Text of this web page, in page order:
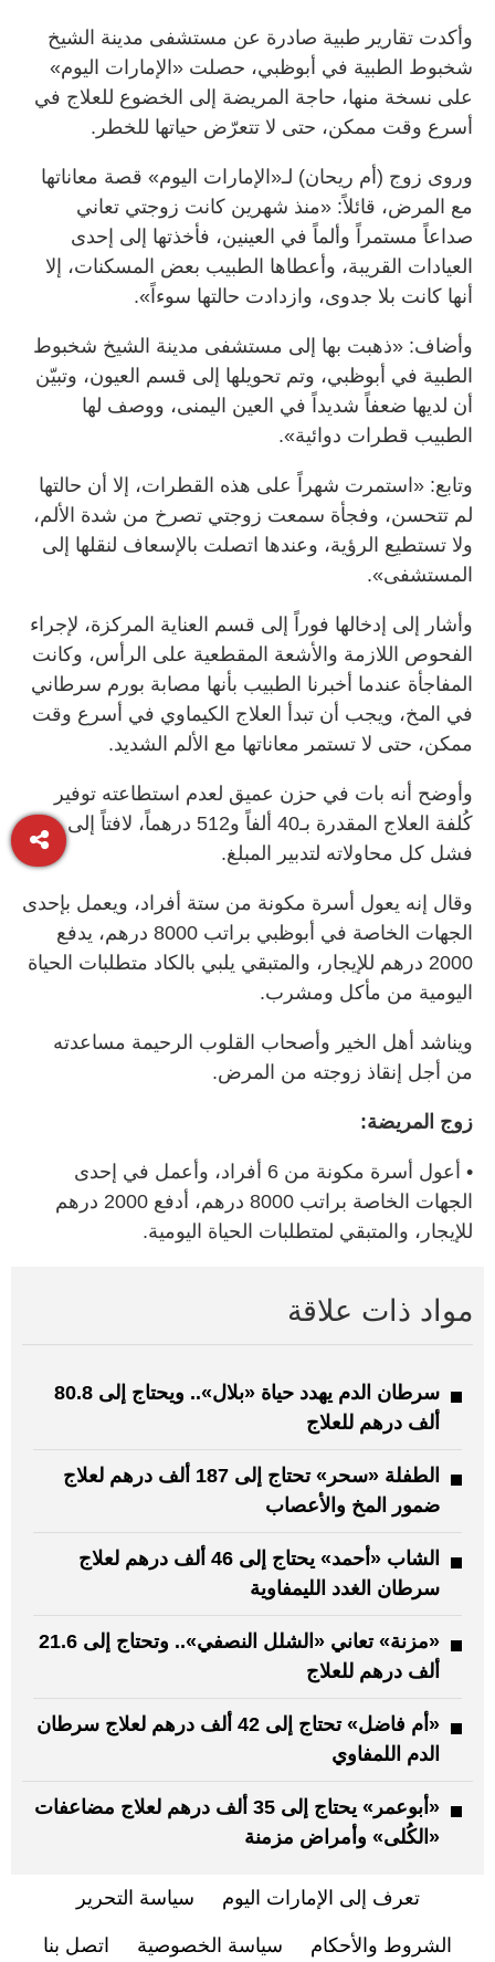
وأكدت تقارير طبية صادرة عن مستشفى مدينة الشيخ
شخبوط الطبية في أبوظبي، حصلت «الإمارات اليوم»
على نسخة منها، حاجة المريضة إلى الخضوع للعلاج في
أسرع وقت ممكن، حتى لا تتعرّض حياتها للخطر.
وروى زوج (أم ريحان) لـ«الإمارات اليوم» قصة معاناتها
مع المرض، قائلاً: «منذ شهرين كانت زوجتي تعاني
صداعاً مستمراً وألماً في العينين، فأخذتها إلى إحدى
العيادات القريبة، وأعطاها الطبيب بعض المسكنات، إلا
أنها كانت بلا جدوى، وازدادت حالتها سوءاً».
وأضاف: «ذهبت بها إلى مستشفى مدينة الشيخ شخبوط
الطبية في أبوظبي، وتم تحويلها إلى قسم العيون، وتبيّن
أن لديها ضعفاً شديداً في العين اليمنى، ووصف لها
الطبيب قطرات دوائية».
وتابع: «استمرت شهراً على هذه القطرات، إلا أن حالتها
لم تتحسن، وفجأة سمعت زوجتي تصرخ من شدة الألم،
ولا تستطيع الرؤية، وعندها اتصلت بالإسعاف لنقلها إلى
المستشفى».
وأشار إلى إدخالها فوراً إلى قسم العناية المركزة، لإجراء
الفحوص اللازمة والأشعة المقطعية على الرأس، وكانت
المفاجأة عندما أخبرنا الطبيب بأنها مصابة بورم سرطاني
في المخ، ويجب أن تبدأ العلاج الكيماوي في أسرع وقت
ممكن، حتى لا تستمر معاناتها مع الألم الشديد.
وأوضح أنه بات في حزن عميق لعدم استطاعته توفير
كُلفة العلاج المقدرة بـ40 ألفاً و512 درهماً، لافتاً إلى
فشل كل محاولاته لتدبير المبلغ.
وقال إنه يعول أسرة مكونة من ستة أفراد، ويعمل بإحدى
الجهات الخاصة في أبوظبي براتب 8000 درهم، يدفع
2000 درهم للإيجار، والمتبقي يلبي بالكاد متطلبات الحياة
اليومية من مأكل ومشرب.
ويناشد أهل الخير وأصحاب القلوب الرحيمة مساعدته
من أجل إنقاذ زوجته من المرض.
زوج المريضة:
• أعول أسرة مكونة من 6 أفراد، وأعمل في إحدى
الجهات الخاصة براتب 8000 درهم، أدفع 2000 درهم
للإيجار، والمتبقي لمتطلبات الحياة اليومية.
مواد ذات علاقة
سرطان الدم يهدد حياة «بلال».. ويحتاج إلى 80.8
ألف درهم للعلاج
الطفلة «سحر» تحتاج إلى 187 ألف درهم لعلاج
ضمور المخ والأعصاب
الشاب «أحمد» يحتاج إلى 46 ألف درهم لعلاج
سرطان الغدد الليمفاوية
«مزنة» تعاني «الشلل النصفي».. وتحتاج إلى 21.6
ألف درهم للعلاج
«أم فاضل» تحتاج إلى 42 ألف درهم لعلاج سرطان
الدم اللمفاوي
«أبوعمر» يحتاج إلى 35 ألف درهم لعلاج مضاعفات
«الكُلى» وأمراض مزمنة
تعرف إلى الإمارات اليوم سياسة التحرير
الشروط والأحكام سياسة الخصوصية اتصل بنا